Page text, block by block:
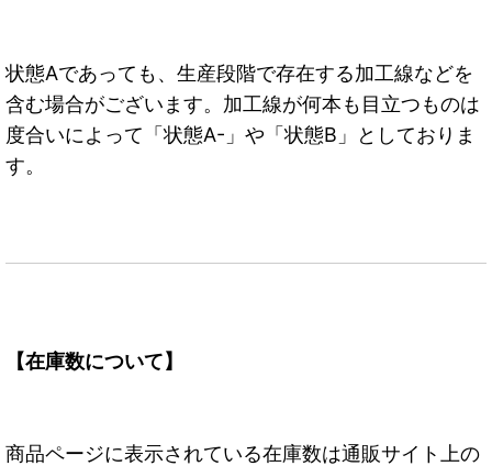
状態Aであっても、生産段階で存在する加工線などを
含む場合がございます。加工線が何本も目立つものは
度合いによって「状態A-」や「状態B」としておりま
す。
【在庫数について】
商品ページに表示されている在庫数は通販サイト上の